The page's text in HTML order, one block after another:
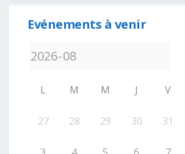
Evénements à venir
L M M J V
27 28 29 30 31